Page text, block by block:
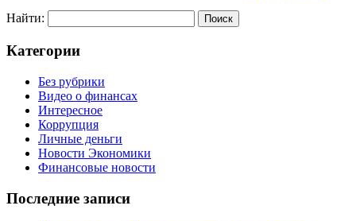
Найти:
Категории
Без рубрики
Видео о финансах
Интересное
Коррупция
Личные деньги
Новости Экономики
Финансовые новости
Последние записи